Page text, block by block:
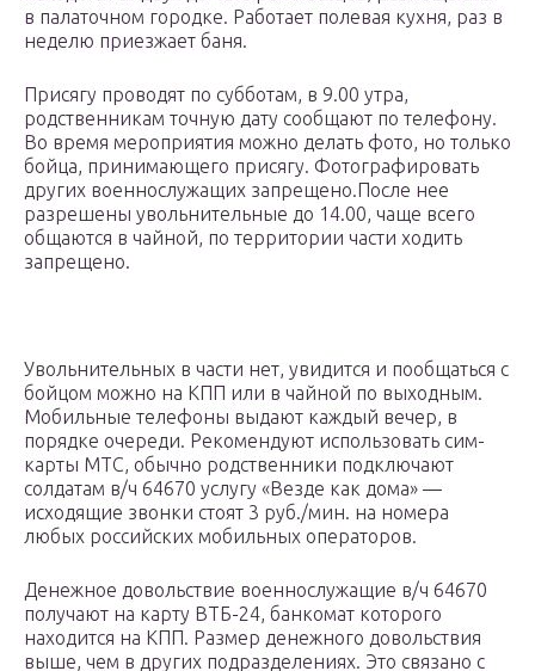
в палаточном городке. Работает полевая кухня, раз в
неделю приезжает баня.
Присягу проводят по субботам, в 9.00 утра,
родственникам точную дату сообщают по телефону.
Во время мероприятия можно делать фото, но только
бойца, принимающего присягу. Фотографировать
других военнослужащих запрещено.После нее
разрешены увольнительные до 14.00, чаще всего
общаются в чайной, по территории части ходить
запрещено.
Увольнительных в части нет, увидится и пообщаться с
бойцом можно на КПП или в чайной по выходным.
Мобильные телефоны выдают каждый вечер, в
порядке очереди. Рекомендуют использовать сим-
карты МТС, обычно родственники подключают
солдатам в/ч 64670 услугу «Везде как дома» —
исходящие звонки стоят 3 руб./мин. на номера
любых российских мобильных операторов.
Денежное довольствие военнослужащие в/ч 64670
получают на карту ВТБ-24, банкомат которого
находится на КПП. Размер денежного довольствия
выше, чем в других подразделениях. Это связано с